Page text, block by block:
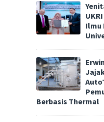
Ilmu
Berbasis Thermal